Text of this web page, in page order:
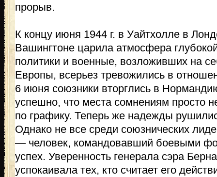
прорыв.
К концу июня 1944 г. в Уайтхолле в
Вашингтоне царила атмосфера
политики и военные, возложивших на
Европы, всерьез тревожились в
6 июня союзники вторглись в
успешно, что места сомнениям просто
по графику. Теперь же надежды
Однако не все среди союзнических
— человек, командовавший боевыми
успех. Уверенность генерала сэра
успокаивала тех, кто считает его